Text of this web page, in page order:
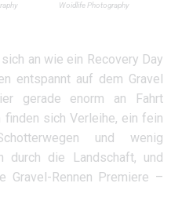
Woidlife Photography
an wie ein Recovery Day
entspannt auf dem Gravel
gerade enorm an Fahrt
finden sich Verleihe, ein fein
und wenig
durch die Landschaft, und
Rennen Premiere –